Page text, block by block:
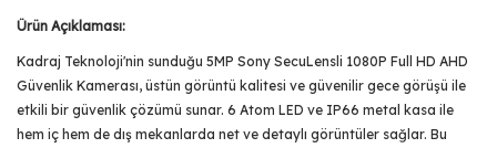
Ürün Açıklaması:
Kadraj Teknoloji'nin sunduğu 5MP Sony SecuLensli 1080P Full HD AHD
Güvenlik Kamerası, üstün görüntü kalitesi ve güvenilir gece görüşü ile
etkili bir güvenlik çözümü sunar. 6 Atom LED ve IP66 metal kasa ile
hem iç hem de dış mekanlarda net ve detaylı görüntüler sağlar. Bu